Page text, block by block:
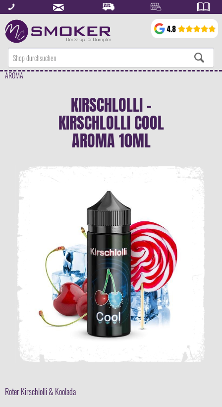
AROMA
KIRSCHLOLLI -
KIRSCHLOLLI COOL
AROMA 10ML
Roter Kirschlolli & Koolada